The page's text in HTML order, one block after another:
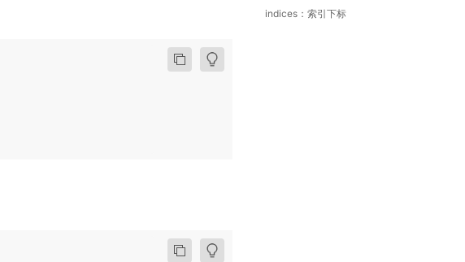
indices：索引下标